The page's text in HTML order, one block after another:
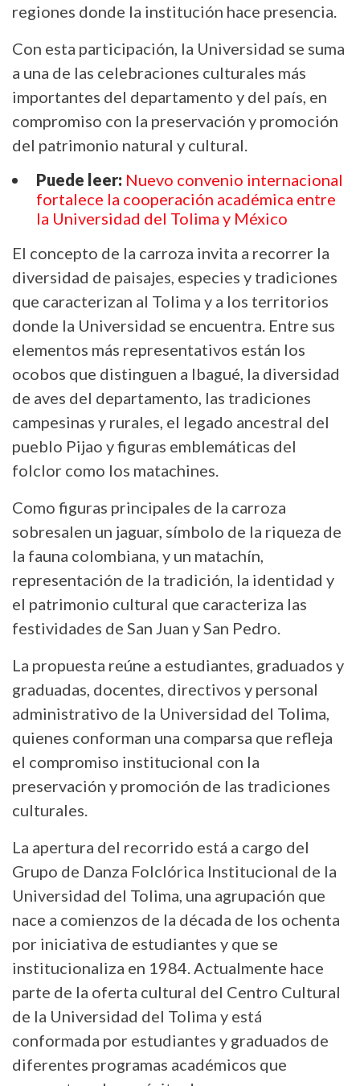
regiones donde la institución hace presencia.
Con esta participación, la Universidad se suma
a una de las celebraciones culturales más
importantes del departamento y del país, en
compromiso con la preservación y promoción
del patrimonio natural y cultural.
Puede leer: Nuevo convenio internacional
fortalece la cooperación académica entre
la Universidad del Tolima y México
El concepto de la carroza invita a recorrer la
diversidad de paisajes, especies y tradiciones
que caracterizan al Tolima y a los territorios
donde la Universidad se encuentra. Entre sus
elementos más representativos están los
ocobos que distinguen a Ibagué, la diversidad
de aves del departamento, las tradiciones
campesinas y rurales, el legado ancestral del
pueblo Pijao y figuras emblemáticas del
folclor como los matachines.
Como figuras principales de la carroza
sobresalen un jaguar, símbolo de la riqueza de
la fauna colombiana, y un matachín,
representación de la tradición, la identidad y
el patrimonio cultural que caracteriza las
festividades de San Juan y San Pedro.
La propuesta reúne a estudiantes, graduados y
graduadas, docentes, directivos y personal
administrativo de la Universidad del Tolima,
quienes conforman una comparsa que refleja
el compromiso institucional con la
preservación y promoción de las tradiciones
culturales.
La apertura del recorrido está a cargo del
Grupo de Danza Folclórica Institucional de la
Universidad del Tolima, una agrupación que
nace a comienzos de la década de los ochenta
por iniciativa de estudiantes y que se
institucionaliza en 1984. Actualmente hace
parte de la oferta cultural del Centro Cultural
de la Universidad del Tolima y está
conformada por estudiantes y graduados de
diferentes programas académicos que